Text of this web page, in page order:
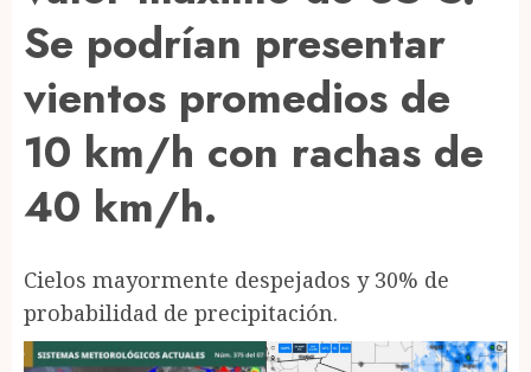
Se podrían presentar
vientos promedios de
10 km/h con rachas de
40 km/h.
Cielos mayormente despejados y 30% de
probabilidad de precipitación.